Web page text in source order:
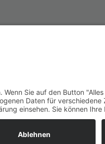
und Mühlenprodukte ·